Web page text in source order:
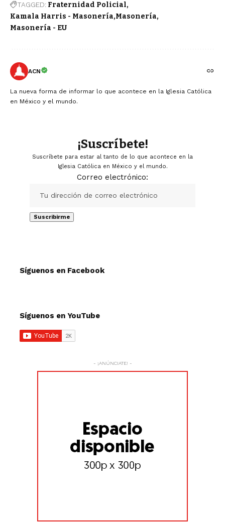
TAGGED: Fraternidad Policial
Kamala Harris - Masonería Masonería
Masonería - EU
ACN
La nueva forma de informar lo que acontece en la Iglesia Católica
en México y el mundo.
¡Suscríbete!
Suscríbete para estar al tanto de lo que acontece en la
Iglesia Católica en México y el mundo.
Correo electrónico:
Síguenos en Facebook
Síguenos en YouTube
- ¡ANÚNCIATE! -